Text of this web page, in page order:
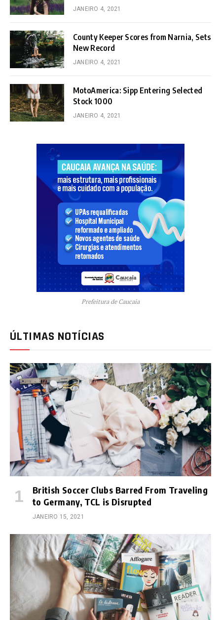
JANEIRO 4, 2021
County Keeper Scores from Narnia, Sets
New Record
JANEIRO 4, 2021
MotoAmerica: Sipp Entering Selected
Stock 1000
JANEIRO 4, 2021
Prefeitura de Caucaia
ÚLTIMAS NOTÍCIAS
British Soccer Clubs Barred From Traveling
to Germany, TCL is Disrupted
JANEIRO 15, 2021